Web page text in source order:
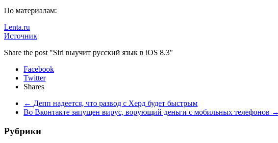
По материалам:
Lenta.ru
Источник
Share the post "Siri выучит русский язык в iOS 8.3"
Facebook
Twitter
Shares
← Депп надеется, что развод с Херд будет быстрым
Во Вконтакте запущен вирус, ворующий деньги с мобильных телефонов →
Рубрики